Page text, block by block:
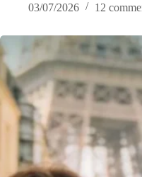
03/07/2026
12